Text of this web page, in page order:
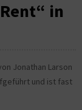
in
Jonathan Larson
und ist fast